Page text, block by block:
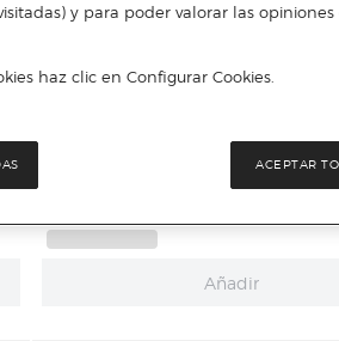
Añadir
y para poder valorar las opiniones
haz clic en Configurar Cookies.
ACEPTAR